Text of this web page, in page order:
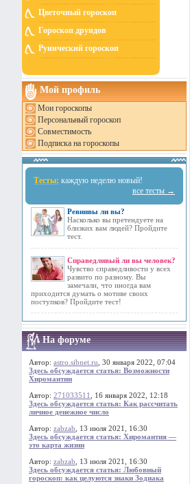
Цветочный гороскоп
Гороскоп друидов
Рунический гороскоп
Мой профиль
Мои гороскопы
Персональный гороскоп
Совместимость
Подписка на гороскопы
Тесты: каждую неделю новый!
все тесты →
Ревнивы ли вы?
Насколько вы претендуете на
близких вам людей? Пройдите
тест.
Справедливый ли вы человек?
Чувство справедливости у всех
развито по разному. Вы
замечали, что иногда вам
приходится думать о мотиве своих
поступков? Пройдите тест!
На форуме
Автор: astro.sibnet.ru , 30 января 2022, 07:04
Здесь обсуждается статья: Возможности
Хиромантии
Автор: 271033511
, 16 января 2022, 12:18
Здесь обсуждается статья: Как рассчитать
личное денежное число
Автор: zabzab , 13 июля 2021, 16:30
Здесь обсуждается статья: Хиромантия —
это карта жизни
Автор: zabzab , 13 июля 2021, 16:30
Здесь обсуждается статья: Любовный
гороскоп: как целуются знаки Зодиака